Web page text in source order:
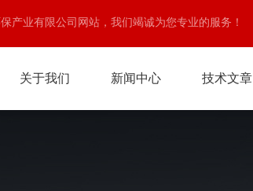
产业有限公司网站，我们竭诚为您专业的服务！
关于我们 新闻中心 技术文章